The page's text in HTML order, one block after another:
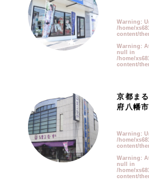
Warning :
/home/
content/
Warning :
null in
/home/
content/
京都ま
府八幡
Warning :
/home/
content/
Warning :
null in
/home/
content/